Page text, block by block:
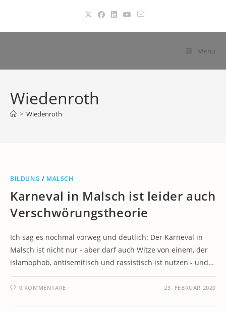
springen
Menü
Wiedenroth
> Wiedenroth
BILDUNG / MALSCH
Karneval in Malsch ist leider auch
Verschwörungstheorie
Ich sag es nochmal vorweg und deutlich: Der Karneval in
Malsch ist nicht nur - aber darf auch Witze von einem, der
islamophob, antisemitisch und rassistisch ist nutzen - und…
0 KOMMENTARE 23. FEBRUAR 2020